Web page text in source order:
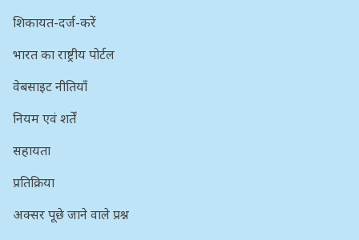
शिकायत-दर्ज-करें
भारत का राष्ट्रीय पोर्टल
वेबसाइट नीतियाँ
नियम एवं शर्तें
सहायता
प्रतिक्रिया
अक्सर पूछे जाने वाले प्रश्न